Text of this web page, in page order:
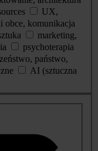
UX,
obce, komunikacja
marketing,
psychoterapia
państwo,
AI (sztuczna